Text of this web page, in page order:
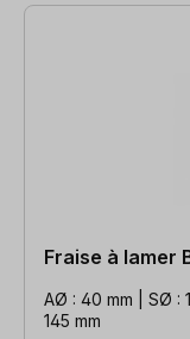
Fraise à lamer
AØ : 40 mm | SØ :
145 mm